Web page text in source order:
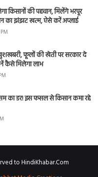
किसानों की पहचान, मिलेंगे भरपूर
का झंझट खत्म, ऐसे करें अप्लाई
फूलों की खेती पर सरकार दे
कैसे मिलेगा लाभ
का डर! इस फसल से किसान कमा रहे
to HindiKhabar.Com